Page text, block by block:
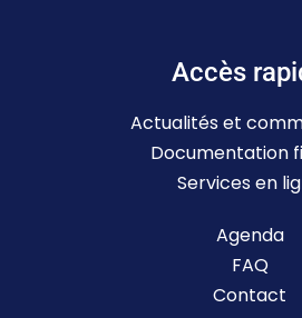
Accès
Actualités et
Documentation
Services en
Agenda
FAQ
Contact